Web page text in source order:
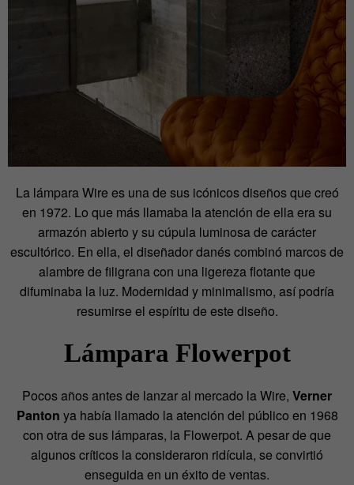
La lámpara Wire es una de sus icónicos diseños que creó
en 1972. Lo que más llamaba la atención de ella era su
armazón abierto y su cúpula luminosa de carácter
escultórico. En ella, el diseñador danés combinó marcos de
alambre de filigrana con una ligereza flotante que
difuminaba la luz. Modernidad y minimalismo, así podría
resumirse el espíritu de este diseño.
Lámpara Flowerpot
Pocos años antes de lanzar al mercado la Wire, Verner
Panton ya había llamado la atención del público en 1968
con otra de sus lámparas, la Flowerpot. A pesar de que
algunos críticos la consideraron ridícula, se convirtió
enseguida en un éxito de ventas.